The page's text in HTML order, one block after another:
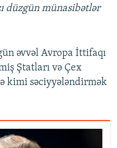
düzgün münasibətlər
əvvəl Avropa İttifaqı
Ştatları və Çex
kimi səciyyələndirmək